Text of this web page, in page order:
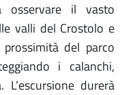
osservare il vasto
valli del Crostolo e
del parco
i calanchi,
durerà